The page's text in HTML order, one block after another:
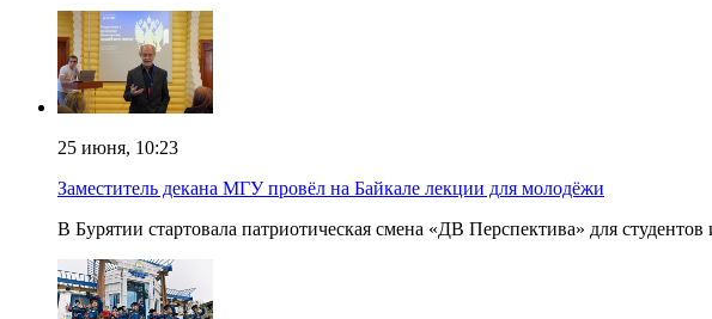
25 июня, 10:23
Заместитель декана МГУ провёл на Байкале лекции для молодёжи
В Бурятии стартовала патриотическая смена «ДВ Перспектива» для